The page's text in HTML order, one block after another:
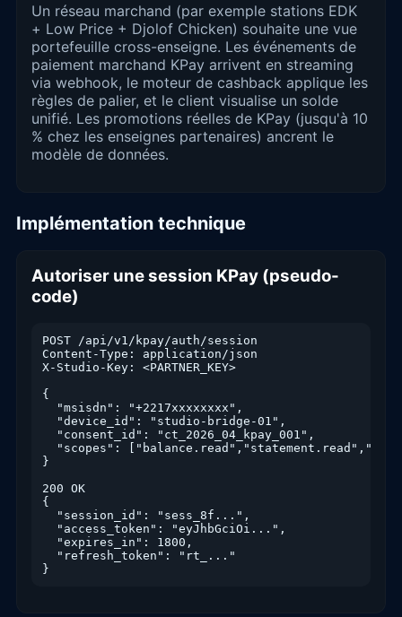
Un réseau marchand (par exemple stations EDK
+ Low Price + Djolof Chicken) souhaite une vue
portefeuille cross-enseigne. Les événements de
paiement marchand KPay arrivent en streaming
via webhook, le moteur de cashback applique les
règles de palier, et le client visualise un solde
unifié. Les promotions réelles de KPay (jusqu'à 10
% chez les enseignes partenaires) ancrent le
modèle de données.
Implémentation technique
Autoriser une session KPay (pseudo-
code)
POST /api/v1/kpay/auth/session
Content-Type: application/json
X-Studio-Key: <PARTNER_KEY>
{
  "msisdn": "+2217xxxxxxxx",
  "device_id": "studio-bridge-01",
  "consent_id": "ct_2026_04_kpay_001",
"scopes":
}
200 OK
{
  "session_id": "sess_8f...",
  "access_token": "eyJhbGciOi...",
  "expires_in": 1800,
  "refresh_token": "rt_..."
}